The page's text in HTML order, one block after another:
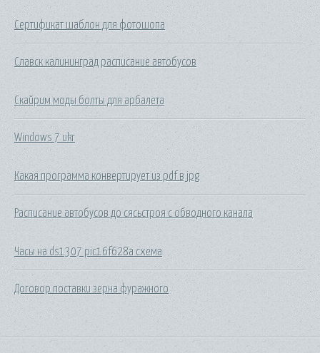
Сертификат шаблон для фотошопа
Славск калининград расписание автобусов
Скайрим моды болты для арбалета
Windows 7 ukr
Какая программа конвертирует из pdf в jpg
Расписание автобусов до сясьстроя с обводного канала
Часы на ds1307 pic16f628a схема
Договор поставки зерна фуражного